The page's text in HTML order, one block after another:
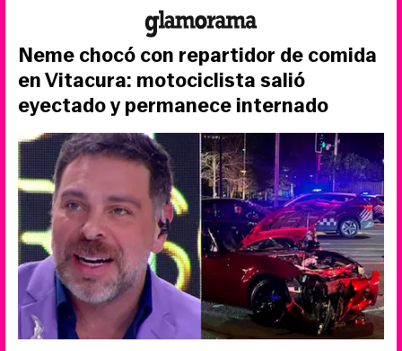
Neme chocó con repartidor de comida
en Vitacura: motociclista salió
eyectado y permanece internado